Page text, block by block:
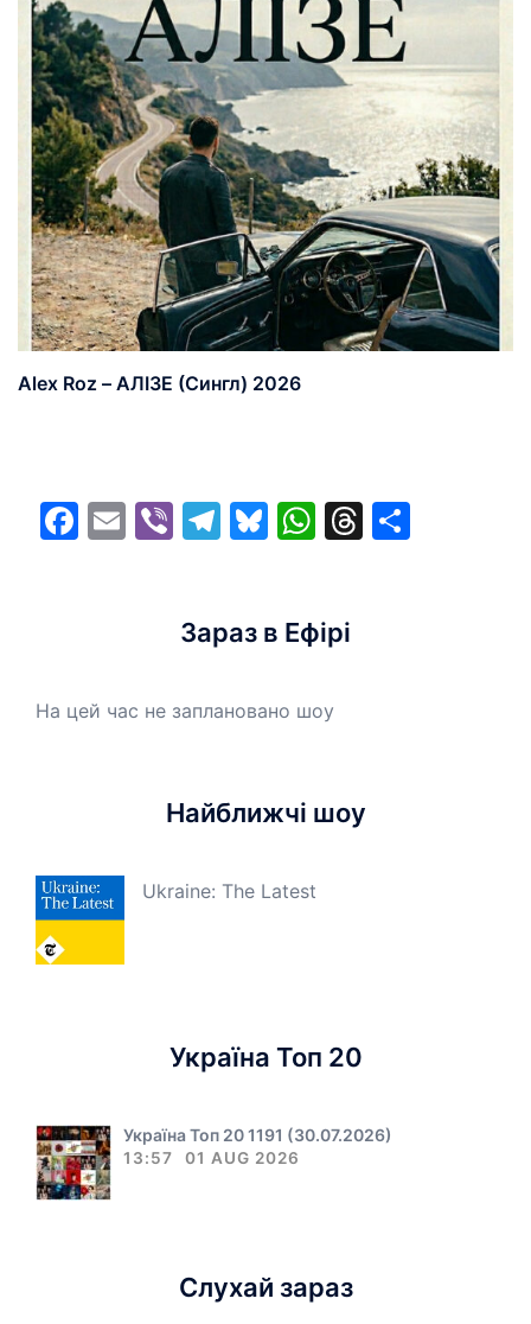
Alex Roz – АЛІЗЕ (Сингл) 2026
Facebook
EmailViberTelegram
Bluesky
WhatsApp
Threads
Зараз в Ефірі
На цей час не заплановано шоу
Найближчі шоу
Ukraine: The Latest
Україна Топ 20
Україна Топ 20 1191 (30.07.2026)
13:57 01 AUG 2026
Слухай зараз